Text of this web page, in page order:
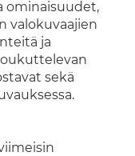
ominaisuudet,
valokuvaajien
ja
sekä